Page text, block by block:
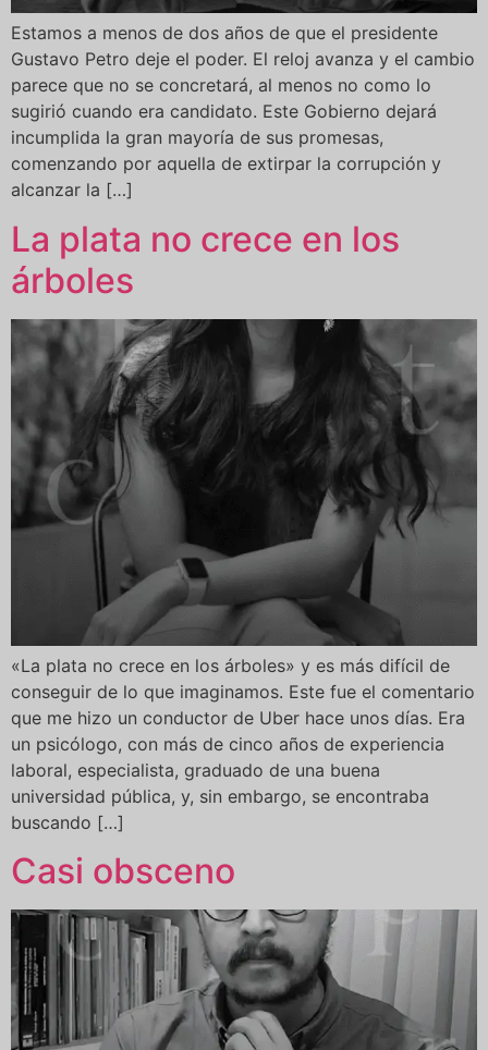
Estamos a menos de dos años de que el presidente
Gustavo Petro deje el poder. El reloj avanza y el cambio
parece que no se concretará, al menos no como lo
sugirió cuando era candidato. Este Gobierno dejará
incumplida la gran mayoría de sus promesas,
comenzando por aquella de extirpar la corrupción y
alcanzar la […]
La plata no crece en los
árboles
«La plata no crece en los árboles» y es más difícil de
conseguir de lo que imaginamos. Este fue el comentario
que me hizo un conductor de Uber hace unos días. Era
un psicólogo, con más de cinco años de experiencia
laboral, especialista, graduado de una buena
universidad pública, y, sin embargo, se encontraba
buscando […]
Casi obsceno